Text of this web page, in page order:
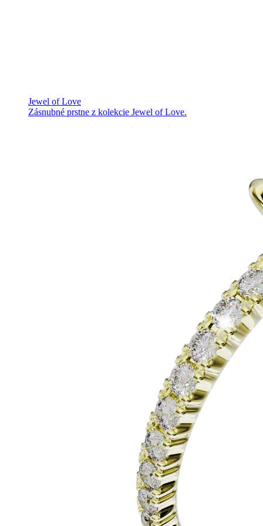
Jewel of Love
Zásnubné prstne z kolekcie Jewel of Love.